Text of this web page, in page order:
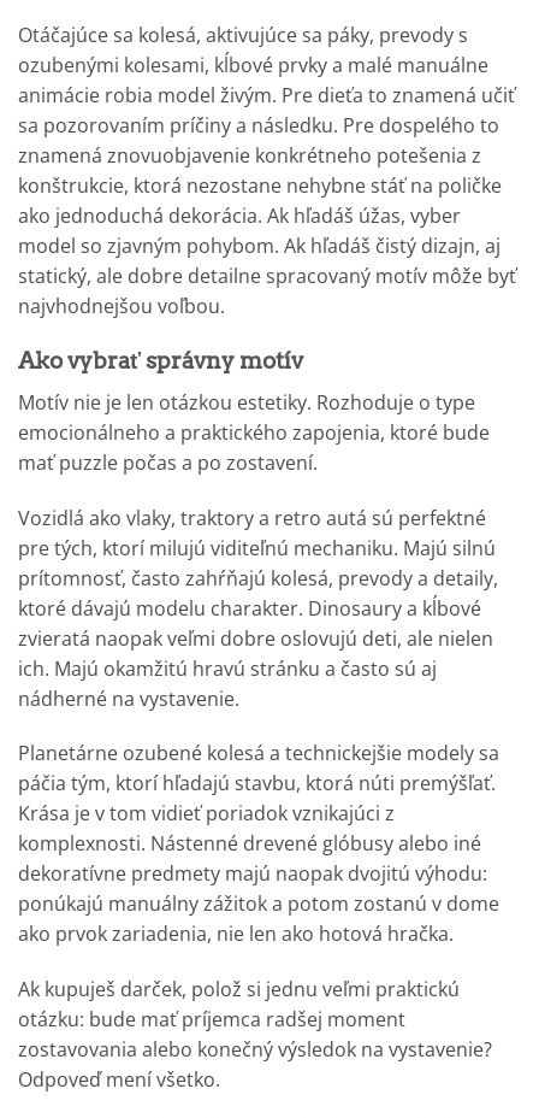
Otáčajúce sa kolesá, aktivujúce sa páky, prevody s
ozubenými kolesami, kĺbové prvky a malé manuálne
animácie robia model živým. Pre dieťa to znamená učiť
sa pozorovaním príčiny a následku. Pre dospelého to
znamená znovuobjavenie konkrétneho potešenia z
konštrukcie, ktorá nezostane nehybne stáť na poličke
ako jednoduchá dekorácia. Ak hľadáš úžas, vyber
model so zjavným pohybom. Ak hľadáš čistý dizajn, aj
statický, ale dobre detailne spracovaný motív môže byť
najvhodnejšou voľbou.
Ako vybrať správny motív
Motív nie je len otázkou estetiky. Rozhoduje o type
emocionálneho a praktického zapojenia, ktoré bude
mať puzzle počas a po zostavení.
Vozidlá ako vlaky, traktory a retro autá sú perfektné
pre tých, ktorí milujú viditeľnú mechaniku. Majú silnú
prítomnosť, často zahŕňajú kolesá, prevody a detaily,
ktoré dávajú modelu charakter. Dinosaury a kĺbové
zvieratá naopak veľmi dobre oslovujú deti, ale nielen
ich. Majú okamžitú hravú stránku a často sú aj
nádherné na vystavenie.
Planetárne ozubené kolesá a technickejšie modely sa
páčia tým, ktorí hľadajú stavbu, ktorá núti premýšľať.
Krása je v tom vidieť poriadok vznikajúci z
komplexnosti. Nástenné drevené glóbusy alebo iné
dekoratívne predmety majú naopak dvojitú výhodu:
ponúkajú manuálny zážitok a potom zostanú v dome
ako prvok zariadenia, nie len ako hotová hračka.
Ak kupuješ darček, polož si jednu veľmi praktickú
otázku: bude mať príjemca radšej moment
zostavovania alebo konečný výsledok na vystavenie?
Odpoveď mení všetko.